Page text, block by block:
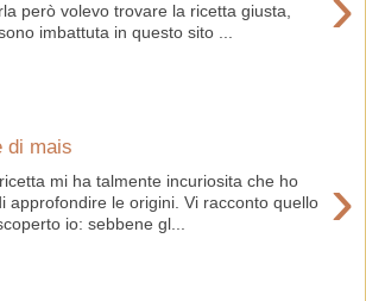
però volevo trovare la ricetta giusta,
imbattuta in questo sito ...
di mais
›
mi ha talmente incuriosita che ho
approfondire le origini. Vi racconto quello
io: sebbene gl...